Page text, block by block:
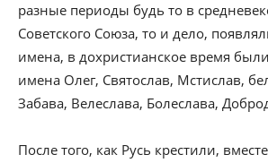
разные периоды будь то в
Советского Союза, то и дело,
имена, в дохристианское время
имена Олег, Святослав, Мстислав,
Забава, Велеслава, Болеслава,
После того, как Русь крестили,